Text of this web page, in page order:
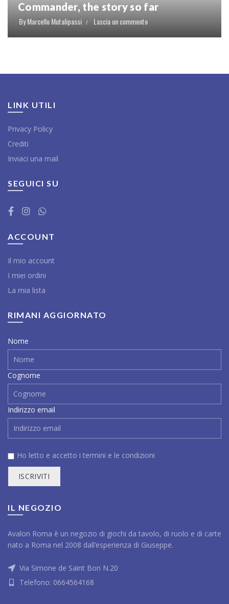
Commander, the story so far
ByMarcello Mutalipassi Lascia un commento
LINK UTILI
Privacy Policy
Crediti
Inviaci una mail
SEGUICI SU
ACCOUNT
Il mio account
I miei ordini
La mia lista
RIMANI AGGIORNATO
Nome
Cognome
Indirizzo email
Ho letto e accetto i termini e le condizioni
IL NEGOZIO
Avalon Roma è un negozio di giochi da tavolo, di ruolo e di carte
nato a Roma nel 2008 dall’esperienza di Giuseppe.
Via Simone de Saint Bon N.20
Telefono: 0664564168